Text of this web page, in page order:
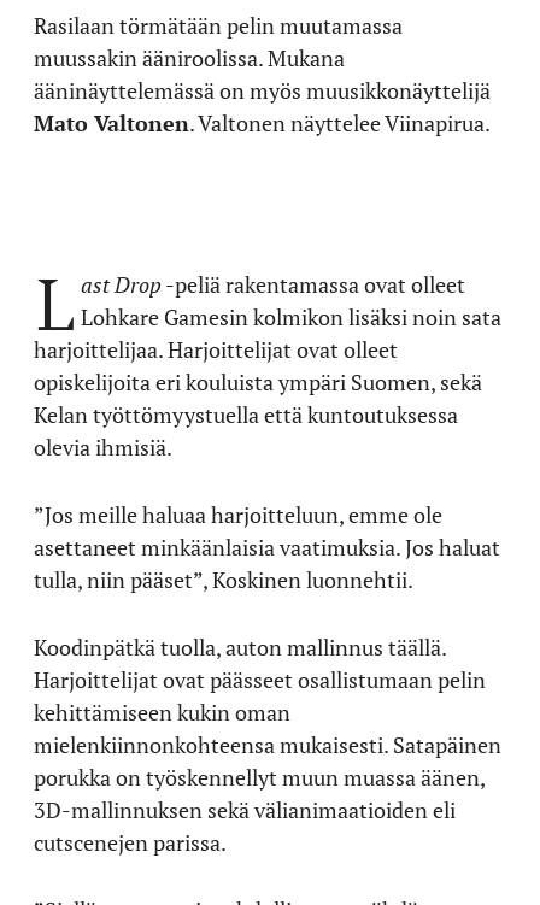
Rasilaan törmätään pelin muutamassa
muussakin ääniroolissa. Mukana
ääninäyttelemässä on myös muusikkonäyttelijä
Mato Valtonen. Valtonen näyttelee Viinapirua.
L ast Drop-peliä rakentamassa ovat olleet
Lohkare Gamesin kolmikon lisäksi noin sata
harjoittelijaa. Harjoittelijat ovat olleet
opiskelijoita eri kouluista ympäri Suomen, sekä
Kelan työttömyystuella että kuntoutuksessa
olevia ihmisiä.
”Jos meille haluaa harjoitteluun, emme ole
asettaneet minkäänlaisia vaatimuksia. Jos haluat
tulla, niin pääset”, Koskinen luonnehtii.
Koodinpätkä tuolla, auton mallinnus täällä.
Harjoittelijat ovat päässeet osallistumaan pelin
kehittämiseen kukin oman
mielenkiinnonkohteensa mukaisesti. Satapäinen
porukka on työskennellyt muun muassa äänen,
3D-mallinnuksen sekä välianimaatioiden eli
cutscenejen parissa.